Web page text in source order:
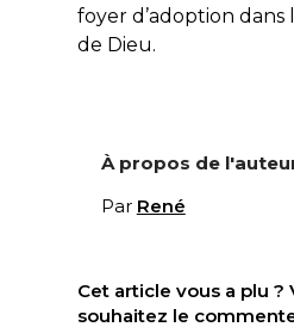
foyer d’adoption dans
de Dieu.
À propos de
Par René
Cet article vous a plu ?
souhaitez le